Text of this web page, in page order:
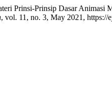
Prinsi-Prinsip Dasar
, vol. 11, no. 3, May 2021, https://